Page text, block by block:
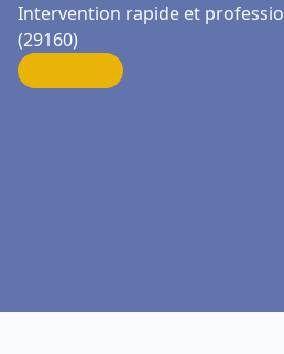
Intervention rapide et
(29160)